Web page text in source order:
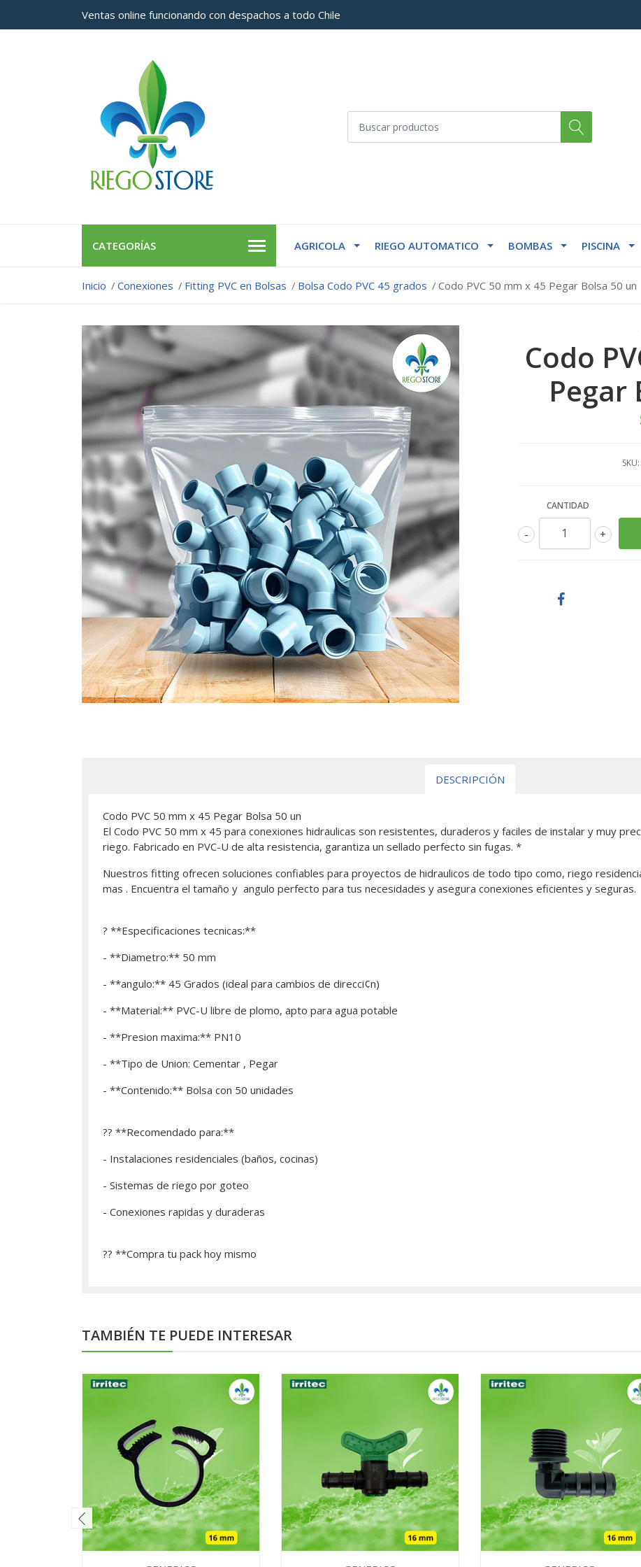
Ventas online funcionando con despachos a todo Chile
CATEGORÍAS AGRICOLA RIEGO AUTOMATICO BOMBAS PISCINA
Inicio Conexiones Fitting PVC en Bolsas Bolsa Codo PVC 45 grados Codo PVC 50 mm x 45 Pegar Bolsa 50 un
Codo
Pegar
SKU:
CANTIDAD
+
-
DESCRIPCIÓN
Codo PVC 50 mm x 45 Pegar Bolsa 50 un
El Codo PVC 50 mm x 45 para conexiones hidraulicas son resistentes, duraderos y faciles de instalar y muy
riego. Fabricado en PVC-U de alta resistencia, garantiza un sellado perfecto sin fugas. *
Nuestros fitting ofrecen soluciones confiables para proyectos de hidraulicos de todo tipo como, riego
mas . Encuentra el tamaño y angulo perfecto para tus necesidades y asegura conexiones eficientes y seguras.
? **Especificaciones tecnicas:**
- **Diametro:** 50 mm
- **angulo:** 45 Grados (ideal para cambios de direcci¢n)
- **Material:** PVC-U libre de plomo, apto para agua potable
- **Presion maxima:** PN10
- **Tipo de Union: Cementar , Pegar
- **Contenido:** Bolsa con 50 unidades
?? **Recomendado para:**
- Instalaciones residenciales (baños, cocinas)
- Sistemas de riego por goteo
- Conexiones rapidas y duraderas
?? **­Compra tu pack hoy mismo
TAMBIÉN TE PUEDE INTERESAR